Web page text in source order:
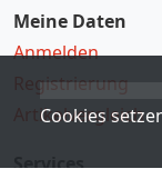
Meine Daten
Anmelden
Registrierung
Artikelvergleich
Services
Cookies